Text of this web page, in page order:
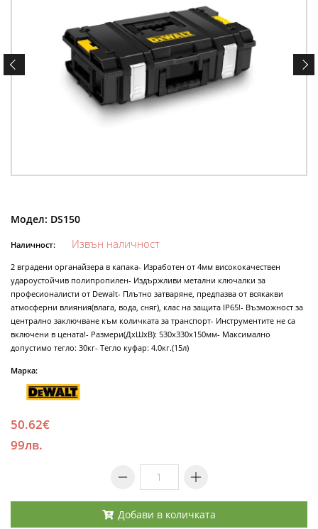
Модел: DS150
Наличност: Извън наличност
2 вградени органайзера в капака- Изработен от 4мм висококачествен
удароустойчив полипропилен- Издържливи метални ключалки за
професионалисти от Dewalt- Плътно затваряне, предпазва от всякакви
атмосферни влияния(влага, вода, сняг), клас на защита IP65!- Възможност за
централно заключване към количката за транспорт- Инструментите не са
включени в цената!- Размери(ДхШхВ): 530х330х150мм- Максимално
допустимо тегло: 30кг- Тегло куфар: 4.0кг.(15л)
Марка:
50.62€
99лв.
Добави в количката